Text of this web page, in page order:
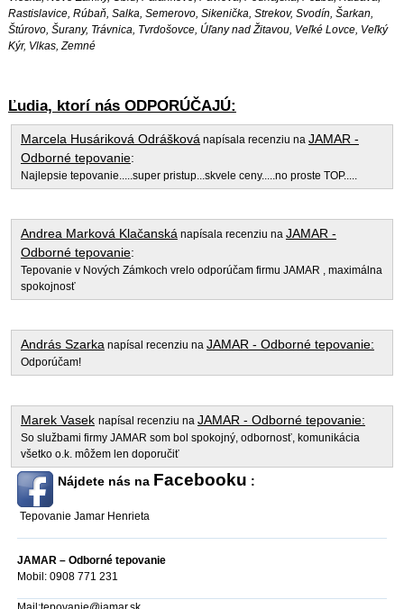
Rastislavice, Rúbaň, Salka, Semerovo, Sikenička, Strekov, Svodín, Šarkan,
Štúrovo, Šurany, Trávnica, Tvrdošovce, Úľany nad Žitavou, Veľké Lovce, Veľký
Kýr, Vlkas, Zemné
Ľudia, ktorí nás ODPORÚČAJÚ:
Marcela Husáriková Odráškovánapísala recenziu na JAMAR -
Odborné tepovanie:
Najlepsie tepovanie.....super pristup...skvele ceny.....no proste TOP.....
Andrea Marková Klačanskánapísala recenziu na JAMAR -
Odborné tepovanie:
Tepovanie v Nových Zámkoch vrelo odporúčam firmu JAMAR , maximálna
spokojnosť
András Szarkanapísal recenziu na JAMAR - Odborné tepovanie:
Odporúčam!
Marek Vasek napísal recenziu na JAMAR - Odborné tepovanie:
So službami firmy JAMAR som bol spokojný, odbornosť, komunikácia
všetko o.k. môžem len doporučiť
Nájdete nás na Facebooku :
Tepovanie Jamar Henrieta
JAMAR – Odborné tepovanie
Mobil: 0908 771 231